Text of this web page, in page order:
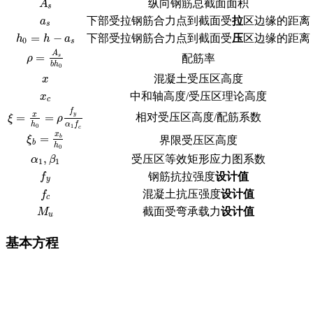
As
As 纵向钢筋总截面面积
as
as 下部受拉钢筋合力点到截面受拉区边缘的距离
h0 = h − as
h0 =h−as 下部受拉钢筋合力点到截面受压区边缘的距离
ρ = As
bh0
ρ=A sbh0 配筋率
x
x 混凝土受压区高度
xc
xc 中和轴高度/受压区理论高度
ξ =
x
h0
= ρ
fy
α1 fc
ξ=x h0= ρfy α1fc 相对受压区高度/配筋系数
ξb = xb
h0
ξb =x bh0 界限受压区高度
α1 , β1
α1 ,β1 受压区等效矩形应力图系数
fy
fy 钢筋抗拉强度设计值
fc
fc 混凝土抗压强度设计值
Mu
Mu 截面受弯承载力设计值
基本方程